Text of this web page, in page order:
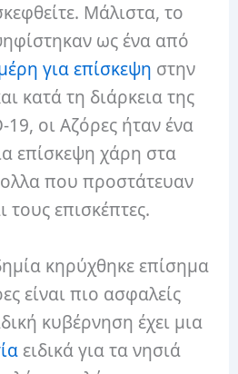
Μάλιστα, το
ως ένα από
για επίσκεψη στην
κατά τη διάρκεια της
19, οι Αζόρες ήταν ένα
επίσκεψη χάρη στα
που προστάτευαν
τους επισκέπτες.
κηρύχθηκε επίσημα
είναι πιο ασφαλείς
κυβέρνηση έχει μια
ειδικά για τα νησιά